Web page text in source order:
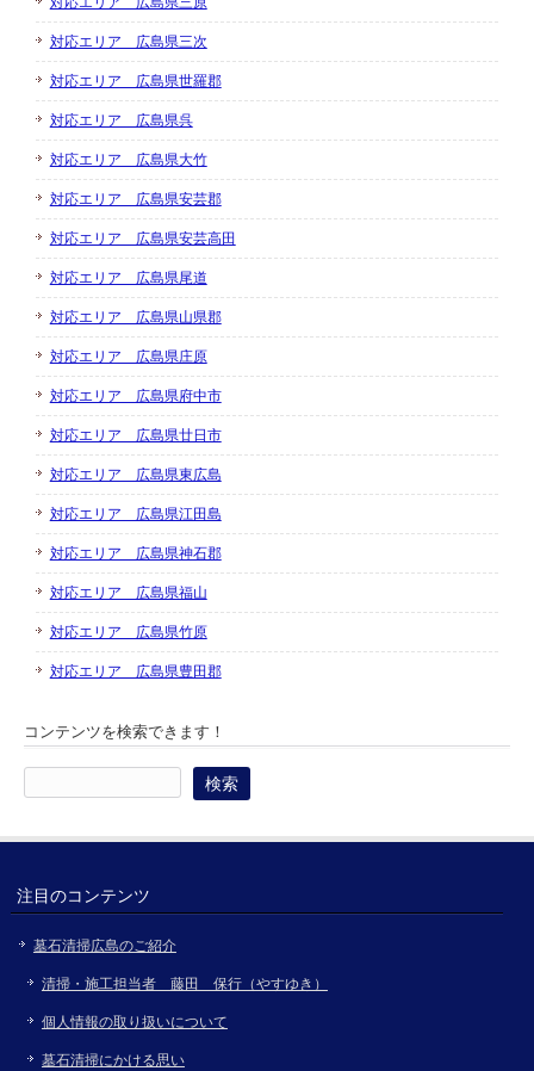
対応エリア 広島県三次
対応エリア 広島県世羅郡
対応エリア 広島県呉
対応エリア 広島県大竹
対応エリア 広島県安芸郡
対応エリア 広島県安芸高田
対応エリア 広島県尾道
対応エリア 広島県山県郡
対応エリア 広島県庄原
対応エリア 広島県府中市
対応エリア 広島県廿日市
対応エリア 広島県東広島
対応エリア 広島県江田島
対応エリア 広島県神石郡
対応エリア 広島県福山
対応エリア 広島県竹原
対応エリア 広島県豊田郡
コンテンツを検索できます！
索:
注目のコンテンツ
墓石清掃広島のご紹介
清掃・施工担当者 藤田 保行（やすゆき）
個人情報の取り扱いについて
墓石清掃にかける思い